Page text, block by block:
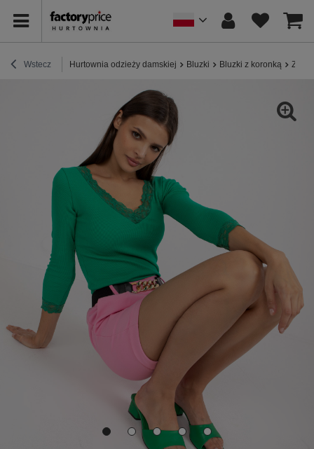
Wstecz Hurtownia odzieży damskiej Bluzki Bluzki z koronką